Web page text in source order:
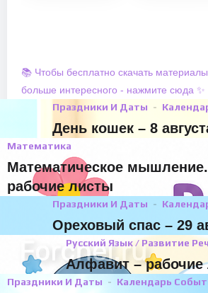
📚 Чтобы бесплатно скачать
больше интересного - нажмите сюда ✨
Праздники И Даты
День кошек – 8
Математика
Математическое мышление.
рабочие листы
Праздники И Даты
Ореховый спас – 29
Русский Язык / Развитие
Алфавит – рабочие
Праздники И Даты Календарь